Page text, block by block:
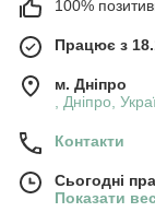
100%
Працює з
м. Дніпро
, Дніпро,
Контакти
Сьогодні
Показати